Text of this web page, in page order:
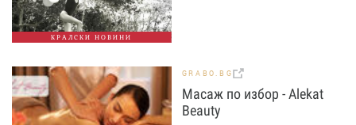
КРАЛСКИ НОВИНИ
GRABO.BG
Масаж по избор - Alekat
Beauty